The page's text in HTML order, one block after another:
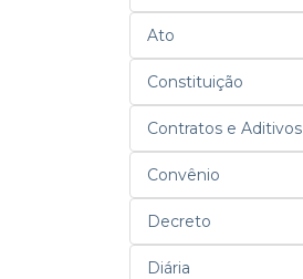
Ato
Constituição
Contratos e Aditivos
Convênio
Decreto
Diária